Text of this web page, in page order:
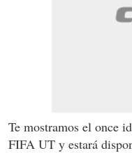
Te mostramos el once
FIFA UT y estará